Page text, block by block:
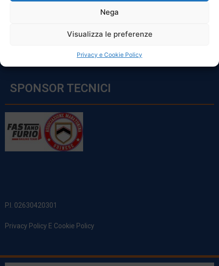
Nega
Visualizza le preferenze
Privacy e Cookie Policy
Sabato: 8:00 – 12:00
SPONSOR TECNICI
P.I. 02630420301
Privacy Policy E Cookie Policy